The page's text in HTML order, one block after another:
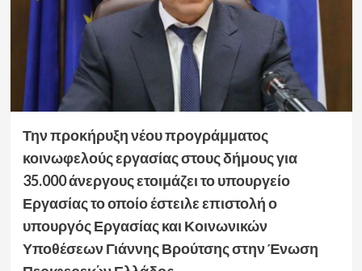
Την προκήρυξη νέου προγράμματος
κοινωφελούς εργασίας στους δήμους για
35.000 άνεργους ετοιμάζει το υπουργείο
Εργασίας το οποίο έστειλε επιστολή ο
υπουργός Εργασίας και Κοινωνικών
Υποθέσεων Γιάννης Βρούτσης στην Ένωση